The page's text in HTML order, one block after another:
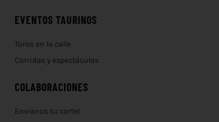
EVENTOS TAURINOS
Toros en la calle
Corridas y espectáculos
COLABORACIONES
Envíanos tu cartel